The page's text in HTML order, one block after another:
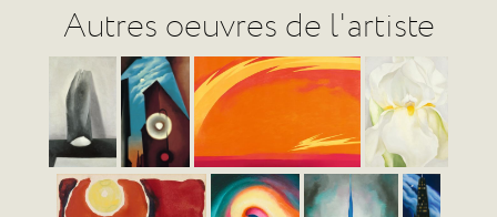
Autres oeuvres de l'artiste